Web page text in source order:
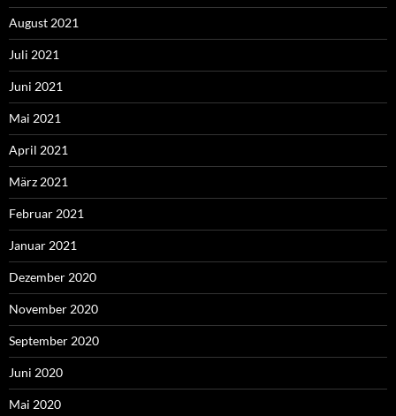
August 2021
Juli 2021
Juni 2021
Mai 2021
April 2021
März 2021
Februar 2021
Januar 2021
Dezember 2020
November 2020
September 2020
Juni 2020
Mai 2020